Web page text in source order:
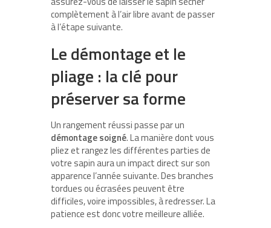
complètement à l’air libre avant de passer
à l’étape suivante.
Le démontage et le
pliage : la clé pour
préserver sa forme
Un rangement réussi passe par un
démontage soigné. La manière dont vous
pliez et rangez les différentes parties de
votre sapin aura un impact direct sur son
apparence l’année suivante. Des branches
tordues ou écrasées peuvent être
difficiles, voire impossibles, à redresser. La
patience est donc votre meilleure alliée.